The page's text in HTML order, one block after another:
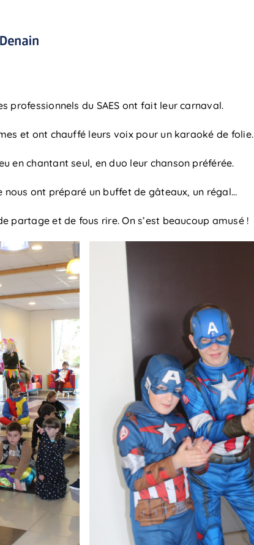
professionnels du SAES ont fait leur carnaval.
et ont chauffé leurs voix pour un karaoké de folie.
en chantant seul, en duo leur chanson préférée.
nous ont préparé un buffet de gâteaux, un régal…
partage et de fous rire. On s’est beaucoup amusé !